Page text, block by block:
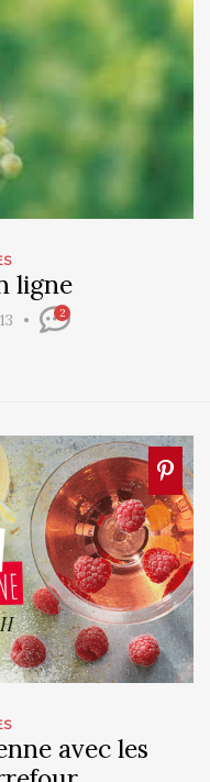
ligne
2
avec les